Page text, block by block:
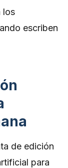
los
escriben
de edición
para